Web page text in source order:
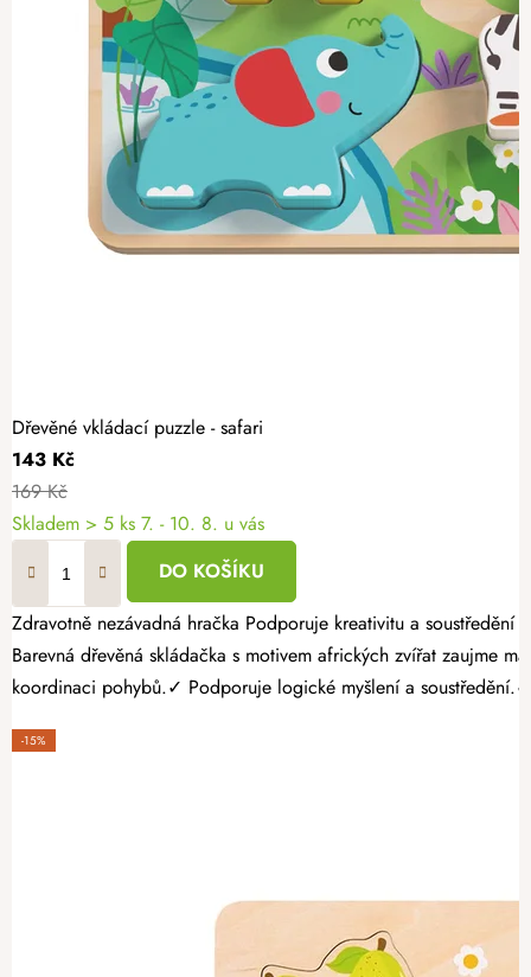
Dřevěné vkládací puzzle - safari
143 Kč
169 Kč
Skladem > 5 ks 7. - 10. 8. u vás
DO KOŠÍKU
Zdravotně nezávadná hračka Podporuje kreativitu a soustředění Bez ostrých hran a třísek Vydejte se s dětmi na dobrodružnou cestu do světa divokých zvířat pomocí krásného dřevěného vkládacího puzzle.
Barevná dřevěná skládačka s motivem afrických zvířat zaujme malé objevitele a zároveň pomáhá
koordinaci pohybů.✓ Podporuje logické myšlení a
-15%